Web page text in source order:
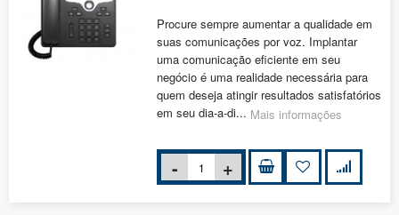
Procure sempre aumentar a qualidade em
suas comunicações por voz. Implantar
uma comunicação eficiente em seu
negócio é uma realidade necessária para
quem deseja atingir resultados satisfatórios
em seu dia-a-di... Mais informações